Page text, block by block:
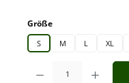
Größeauswählen
S M L XL
Produkt Anzahl: Gib den